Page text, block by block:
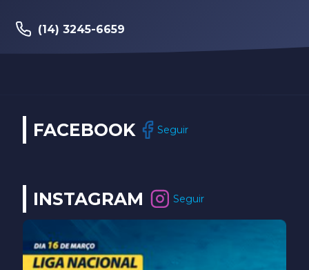
(14) 3245-6659
FACEBOOK Seguir
INSTAGRAM Seguir